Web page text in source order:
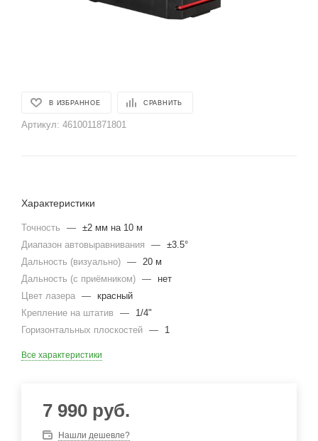
В ИЗБРАННОЕ СРАВНИТЬ
Артикул: 4610011871801
Характеристики
Точность — ±2 мм на 10 м
Диапазон автовыравнивания
— ±3.5°
Дальность (визуально) — 20 м
Дальность (с приёмником) —
нет
Цвет лазера — красный
Крепление на штатив
—
1/4"
Горизонтальных плоскостей — 1
Все характеристики
7 990 руб.
Нашли дешевле?